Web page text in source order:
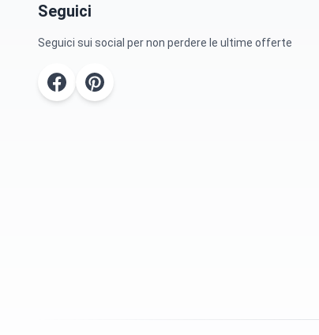
Seguici
Seguici sui social per non perdere le ultime offerte